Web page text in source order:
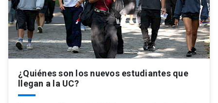
Universidad
Información para keyboard_arrow_down
Futuros estudiantes
Estudiantes
Go to english site launch
ACCESOS DIRECTOS
Admisión
¿Quiénes son los nuevos estudiantes que
llegan a la UC?